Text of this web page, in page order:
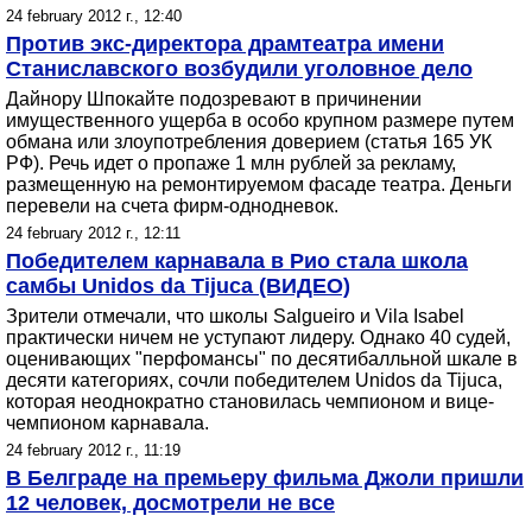
24 february 2012 г., 12:40
Против экс-директора драмтеатра имени
Станиславского возбудили уголовное дело
Дайнору Шпокайте подозревают в причинении
имущественного ущерба в особо крупном размере путем
обмана или злоупотребления доверием (статья 165 УК
РФ). Речь идет о пропаже 1 млн рублей за рекламу,
размещенную на ремонтируемом фасаде театра. Деньги
перевели на счета фирм-однодневок.
24 february 2012 г., 12:11
Победителем карнавала в Рио стала школа
самбы Unidos da Tijuca (ВИДЕО)
Зрители отмечали, что школы Salgueiro и Vila Isabel
практически ничем не уступают лидеру. Однако 40 судей,
оценивающих "перфомансы" по десятибалльной шкале в
десяти категориях, сочли победителем Unidos da Tijuca,
которая неоднократно становилась чемпионом и вице-
чемпионом карнавала.
24 february 2012 г., 11:19
В Белграде на премьеру фильма Джоли пришли
12 человек, досмотрели не все